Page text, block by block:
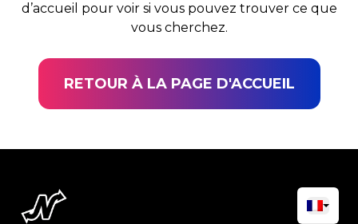
d’accueil pour voir si vous pouvez trouver ce que
vous cherchez.
RETOUR À LA PAGE D'ACCUEIL